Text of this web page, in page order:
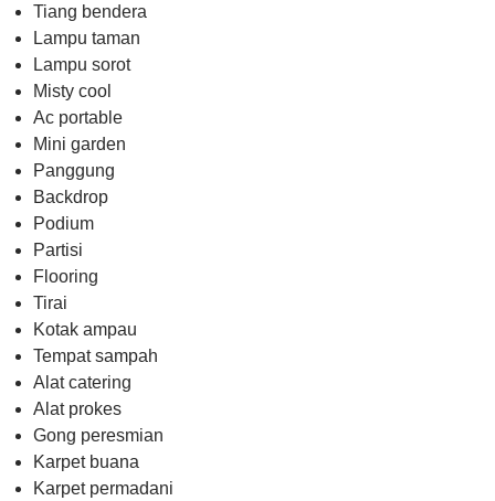
Tiang bendera
Lampu taman
Lampu sorot
Misty cool
Ac portable
Mini garden
Panggung
Backdrop
Podium
Partisi
Flooring
Tirai
Kotak ampau
Tempat sampah
Alat catering
Alat prokes
Gong peresmian
Karpet buana
Karpet permadani